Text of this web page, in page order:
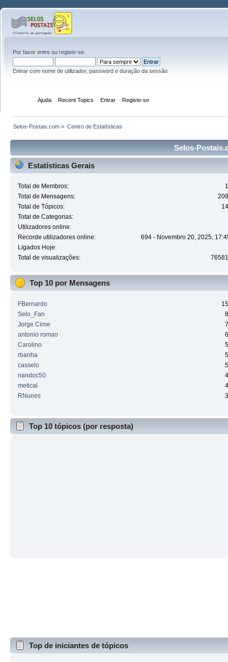
Por favor entre ou registe-se
Entrar com nome de utilizador, password e duração da sessão
Ajuda Recent Topics Entrar Registe-se
Selos-Postais.com » Centro de Estatísticas
Selos-
Estatísticas Gerais
Total de Membros:
Total de Mensagens:
Total de Tópicos:
Total de Categorias:
Utilizadores online:
Recorde utilizadores online:
694 - Novembro 20, 2025,
Ligados Hoje:
Total de visualizações:
Top 10 por Mensagens
FBernardo
Selo_Fan
Jorge Cirne
antonio romao
Carolino
rbanha
casselo
nandoc50
metical
RNunes
Top 10 tópicos (por resposta)
Top de iniciantes de tópicos